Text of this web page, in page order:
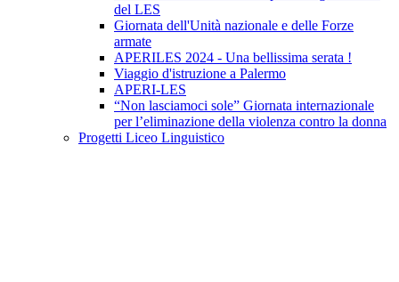
del LES
Giornata dell'Unità nazionale e delle Forze
armate
APERILES 2024 - Una bellissima serata !
Viaggio d'istruzione a Palermo
APERI-LES
“Non lasciamoci sole” Giornata internazionale
per l’eliminazione della violenza contro la donna
Progetti Liceo Linguistico